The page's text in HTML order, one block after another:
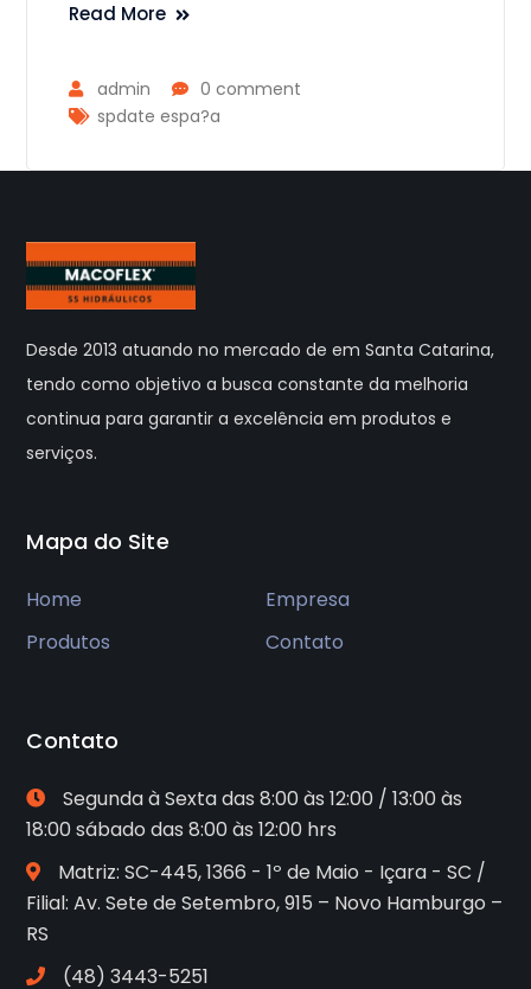
Read More
admin
0 comment
spdate espa?a
Desde 2013 atuando no mercado de em Santa Catarina,
tendo como objetivo a busca constante da melhoria
continua para garantir a excelência em produtos e
serviços.
Mapa do Site
Home
Empresa
Produtos
Contato
Contato
Segunda à Sexta das 8:00 às 12:00 / 13:00 às
18:00 sábado das 8:00 às 12:00 hrs
Matriz: SC-445, 1366 - 1º de Maio - Içara - SC /
Filial: Av. Sete de Setembro, 915 – Novo Hamburgo –
RS
(48) 3443-5251